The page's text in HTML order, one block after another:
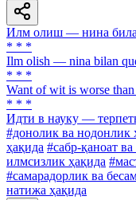
Илм олиш — нина
* * *
Ilm olish — nina bilan
* * *
Want of wit is worse
* * *
Идти в науку —
#донолик ва нодонлик
ҳақида #сабр-қаноат
илмсизлик ҳақида
#самарадорлик ва
натижа ҳақида